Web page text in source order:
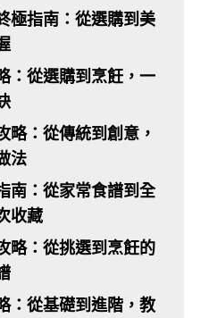
極指南：從選購到美
：從選購到烹飪，一
略：從傳統到創意，
法
南：從家常食譜到全
收藏
略：從挑選到烹飪的
：從基礎到進階，教